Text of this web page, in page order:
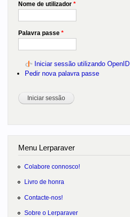
Nome de utilizador *
Palavra passe *
Iniciar sessão utilizando OpenID
Pedir nova palavra passe
Menu Lerparaver
Colabore connosco!
Livro de honra
Contacte-nos!
Sobre o Lerparaver